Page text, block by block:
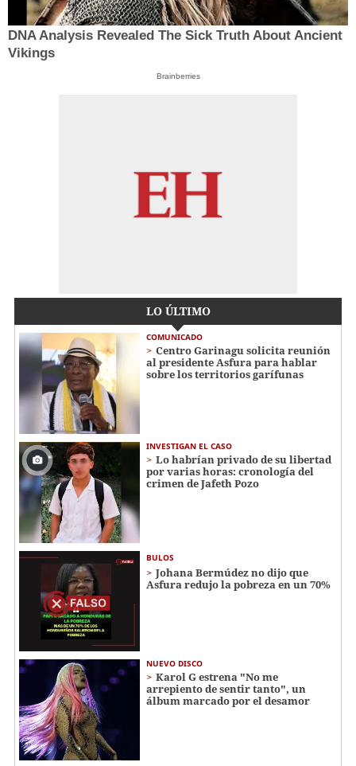
DNA Analysis Revealed The Sick Truth About Ancient
Vikings
Brainberries
LO ÚLTIMO
COMUNICADO
Centro Garinagu solicita reunión
al presidente Asfura para hablar
sobre los territorios garífunas
INVESTIGAN EL CASO
Lo habrían privado de su libertad
por varias horas: cronología del
crimen de Jafeth Pozo
BULOS
Johana Bermúdez no dijo que
Asfura redujo la pobreza en un 70%
NUEVO DISCO
Karol G estrena "No me
arrepiento de sentir tanto", un
álbum marcado por el desamor